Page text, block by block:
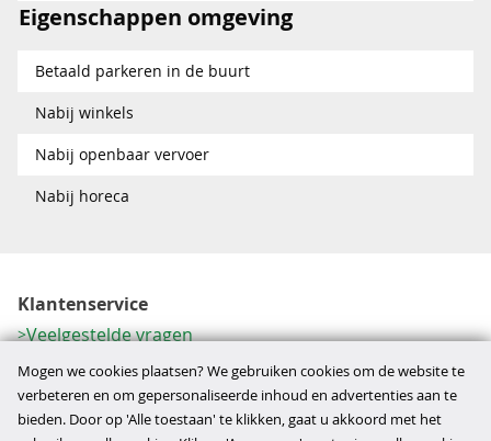
Eigenschappen omgeving
Betaald parkeren in de buurt
Nabij winkels
Nabij openbaar vervoer
Nabij horeca
Klantenservice
Veelgestelde vragen
Contactformulier
Herroeping
Over ons
Mogen we cookies plaatsen? We gebruiken cookies om de website te
verbeteren en om gepersonaliseerde inhoud en advertenties aan te
bieden. Door op 'Alle toestaan' te klikken, gaat u akkoord met het